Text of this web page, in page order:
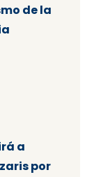
de la
a
por